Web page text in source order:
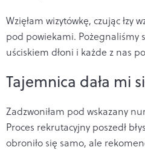
Wzięłam wizytówkę, czując łzy
pod powiekami. Pożegnaliśmy
uściskiem dłoni i każde z nas
Tajemnica dała mi
Zadzwoniłam pod wskazany
Proces rekrutacyjny poszedł
obroniło się samo, ale